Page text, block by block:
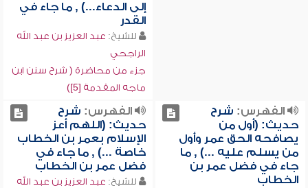
إلى الدعاء...) , ما جاء في
القدر
للشيخ: عبد العزيز بن عبد الله
الراجحي
جزء من محاضرة ( شرح سنن ابن
ماجه المقدمة [5])
الفهرس: شرح
حديث: (أول من
يصافحه الحق عمر وأول
من يسلم عليه ...) , ما
جاء في فضل عمر بن
الخطاب
الفهرس: شرح
حديث: (اللهم أعز
الإسلام بعمر بن الخطاب
خاصة ...) , ما جاء في
فضل عمر بن الخطاب
للشيخ: عبد العزيز بن عبد الله